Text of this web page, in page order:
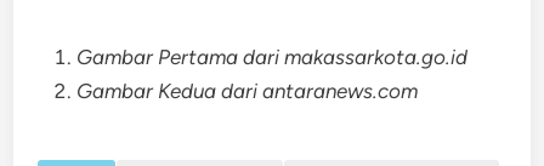
Gambar Pertama dari makassarkota.go.id
Gambar Kedua dari antaranews.com